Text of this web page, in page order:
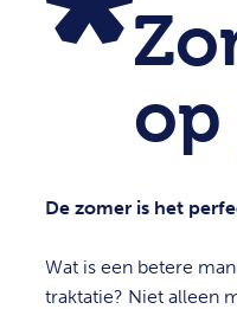
De zomer is het
Wat is een betere
traktatie? Niet alleen